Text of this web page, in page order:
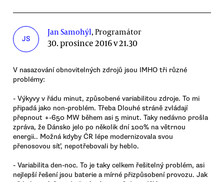
JS
Jan Samohýl, Programátor
30. prosince 2016 v 21.30
V nasazování obnovitelných zdrojů jsou IMHO tři různé
problémy:
- Výkyvy v řádu minut, způsobené variabilitou zdroje. To mi
připadá jako non-problém. Třeba Dlouhé stráně zvládají
přepnout +-650 MW během asi 5 minut. Taky nedávno prošla
zpráva, že Dánsko jelo po několik dní 100% na větrnou
energii.. Možná kdyby ČR lépe modernizovala svou
přenosovou síť, nepotřebovali by heblo.
- Variabilita den-noc. To je taky celkem řešitelný problém, asi
nejlepší řešení jsou baterie a mírné přizpůsobení provozu. Jak